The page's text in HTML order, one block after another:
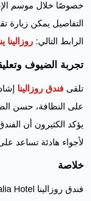
خصوصًا خلال موسم
التفاصيل يمكن زيارة
الرابط التالي: روزالينا
تجربة الضيوف
تلقى فندق روزالينا
على النظافة، حسن
يؤكد الكثيرون أن
لأجواء هادئة تساعد
خلاصة